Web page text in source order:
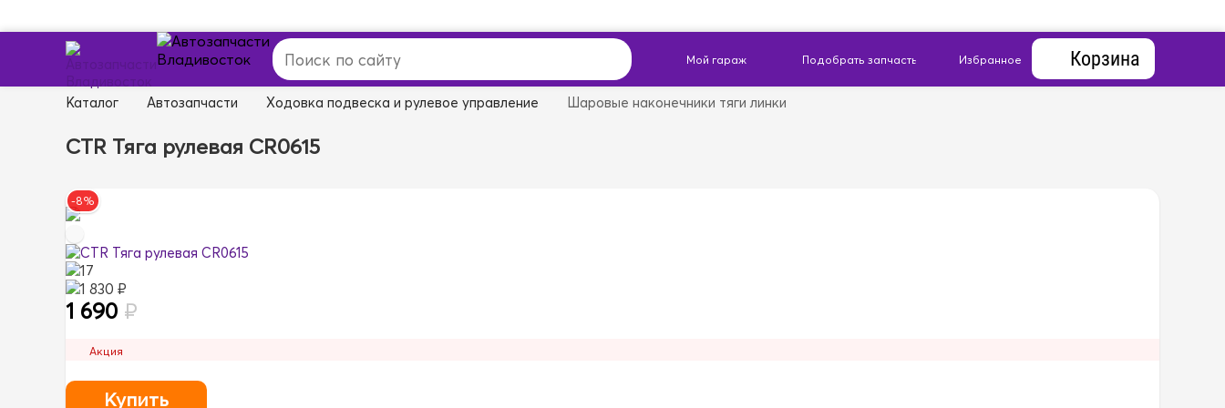
Корзина
Каталог Автозапчасти Ходовка подвеска и рулевое управление Шаровые наконечники тяги линки
CTR Тяга рулевая CR0615
-8%
17
1 830 ₽
1 690 ₽
Акция